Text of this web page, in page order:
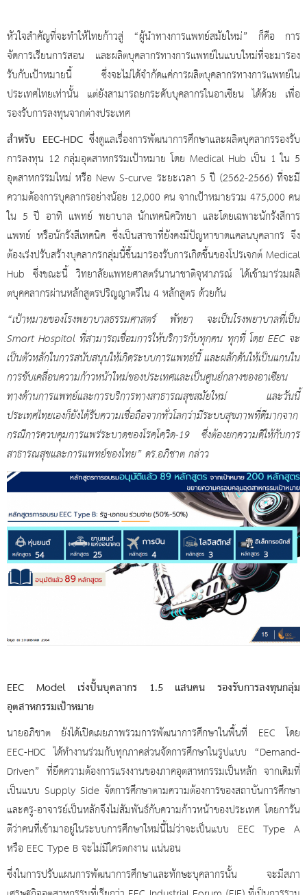
หัวใจสำคัญที่จะทำให้ไทยก้าวสู่ “ผู้นำทางการแพทย์สมัยใหม่” ก็คือ การ
จัดการเรียนการสอน และผลิตบุคลากรทางการแพทย์ในแบบใหม่ที่จะมารอง
รับกับเป้าหมายนี้ ซึ่งจะไม่ได้จำกัดแค่การผลิตบุคลากรทางการแพทย์ใน
ประเทศไทยเท่านั้น แต่ยังสามารถยกระดับบุคลากรในอาเซียน ได้ด้วย เพื่อ
รองรับการลงทุนจากต่างประเทศ
สำหรับ EEC-HDCซึ่งดูแลเรื่องการพัฒนาการศึกษาและผลิตบุคลากรรองรับ
การลงทุน 12 กลุ่มอุตสาหกรรมเป้าหมาย โดย Medical Hub เป็น 1 ใน 5
อุตสาหกรรมใหม่ หรือ New S-curve ระยะเวลา 5 ปี (2562-2566) ที่จะมี
ความต้องการบุคลากรอย่างน้อย 12,000 คน จากเป้าหมายรวม 475,000 คน
ใน 5 ปี อาทิ แพทย์ พยาบาล นักเทคนิควิทยา และโดยเฉพาะนักรังสีการ
แพทย์ หรือนักรังสีเทคนิค ซึ่งเป็นสาขาที่ยังคงมีปัญหาขาดแคลนบุคลากร จึง
ต้องเร่งปรับสร้างบุคลากรกลุ่มนี้ขึ้นมารองรับการเกิดขึ้นของโปรเจกต์ Medical
Hub ซึ่งขณะนี้ วิทยาลัยแพทยศาสตร์นานาชาติจุฬาภรณ์ ได้เข้ามาร่วมผลิ
ตบุคคลากรผ่านหลักสูตรปริญญาตรีใน 4 หลักสูตร ด้วยกัน
“เป้าหมายของโรงพยาบาลธรรมศาสตร์ พัทยา จะเป็นโรงพยาบาลที่เป็น
Smart Hospital ที่สามารถเชื่อมการให้บริการกับทุกคน ทุกที่ โดย EEC จะ
เป็นตัวหลักในการสนับสนุนให้เกิดระบบการแพทย์นี้ และผลักดันให้เป็นแกนใน
การขับเคลื่อนความก้าวหน้าใหม่ของประเทศและเป็นศูนย์กลางของอาเซียน
ทางด้านการแพทย์และการบริการทางสาธารณสุขสมัยใหม่ และวันนี้
ประเทศไทยเองก็ยังได้รับความเชื่อถือจากทั่วโลกว่ามีระบบสุขภาพที่ดีมากจาก
กรณีการควบคุมการแพร่ระบาดของโรคโควิด-19 ซึ่งต้องยกความดีให้กับการ
สาธารณสุขและการแพทย์ของไทย” ดร.อภิชาต กล่าว
EEC Model เร่งปั้นบุคลากร 1.5 แสนคน รองรับการลงทุนกลุ่ม
อุตสาหกรรมเป้าหมาย
นายอภิชาต ยังได้เปิดเผยภาพรวมการพัฒนาการศึกษาในพื้นที่ EEC โดย
EEC-HDC ได้ทำงานร่วมกับทุกภาคส่วนจัดการศึกษาในรูปแบบ “Demand-
Driven” ที่ยึดความต้องการแรงงานของภาคอุตสาหกรรมเป็นหลัก จากเดิมที่
เป็นแบบ Supply Side จัดการศึกษาตามความต้องการของสถาบันการศึกษา
และครู-อาจารย์เป็นหลักจึงไม่สัมพันธ์กับความก้าวหน้าของประเทศ โดยการัน
ตีว่าคนที่เข้ามาอยู่ในระบบการศึกษาใหม่นี้ไม่ว่าจะเป็นแบบ EEC Type A
หรือ EEC Type B จะไม่มีใครตกงาน แน่นอน
ซึ่งในการปรับแผนการพัฒนาการศึกษาและทักษะบุคลากรนั้น จะมีสภา